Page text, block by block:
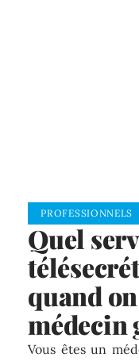
PROFESSIONNELS
Quel
quand
médecin
Vous êtes un